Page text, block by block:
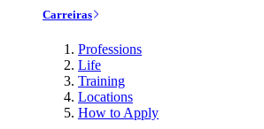
Carreiras
Professions
Life
Training
Locations
How to Apply